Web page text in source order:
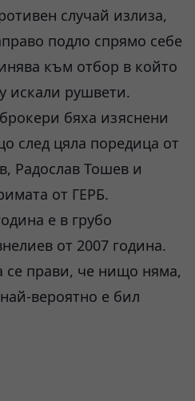
случай излиза,
подло спрямо себе
към отбор в който
искали рушвети.
бяха изяснени
след цяла поредица от
Радослав Тошев и
от ГЕРБ.
е в грубо
от 2007 година.
се прави, че нищо няма,
вероятно е бил